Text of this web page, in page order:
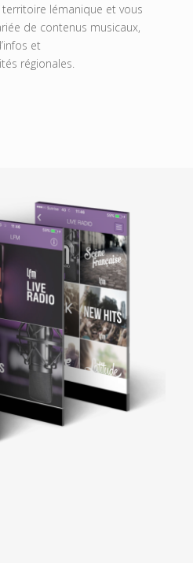
lémanique et vous
de contenus musicaux,
et
régionales.